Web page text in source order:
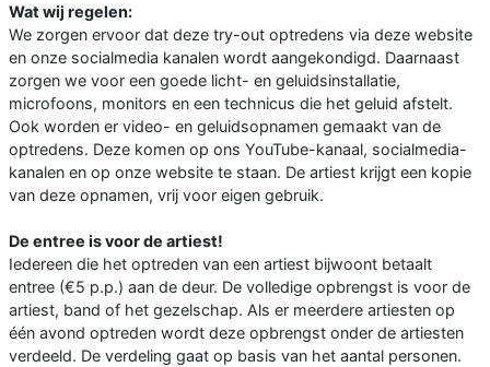
Wat wij regelen:
We zorgen ervoor dat deze try-out optredens via deze website
en onze socialmedia kanalen wordt aangekondigd. Daarnaast
zorgen we voor een goede licht- en geluidsinstallatie,
microfoons, monitors en een technicus die het geluid afstelt.
Ook worden er video- en geluidsopnamen gemaakt van de
optredens. Deze komen op ons YouTube-kanaal, socialmedia-
kanalen en op onze website te staan. De artiest krijgt een kopie
van deze opnamen, vrij voor eigen gebruik.
De entree is voor de artiest!
Iedereen die het optreden van een artiest bijwoont betaalt
entree (€5 p.p.) aan de deur. De volledige opbrengst is voor de
artiest, band of het gezelschap. Als er meerdere artiesten op
één avond optreden wordt deze opbrengst onder de artiesten
verdeeld. De verdeling gaat op basis van het aantal personen.